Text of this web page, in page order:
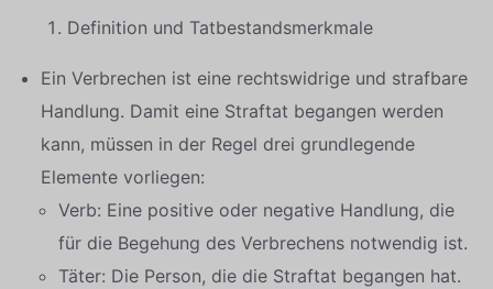
Definition und Tatbestandsmerkmale
Ein Verbrechen ist eine rechtswidrige und strafbare
Handlung. Damit eine Straftat begangen werden
kann, müssen in der Regel drei grundlegende
Elemente vorliegen:
Verb: Eine positive oder negative Handlung, die
für die Begehung des Verbrechens notwendig ist.
Täter: Die Person, die die Straftat begangen hat.